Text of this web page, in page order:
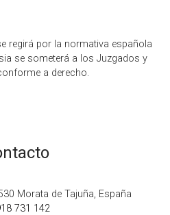
regirá por la normativa española
se someterá a los Juzgados y
a derecho.
Morata de Tajuña, España
731 142